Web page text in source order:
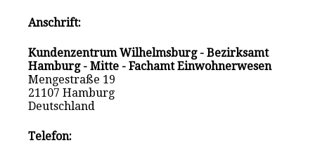
Anschrift:
Kundenzentrum Wilhelmsburg - Bezirksamt
Hamburg - Mitte - Fachamt Einwohnerwesen
Mengestraße 19
21107 Hamburg
Deutschland
Telefon: